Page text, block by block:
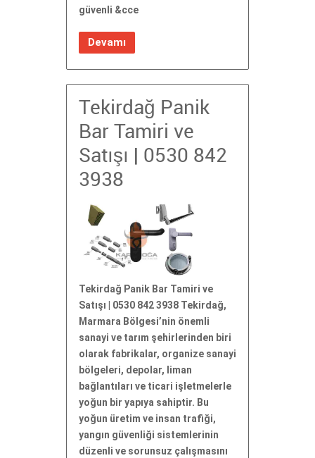
güvenli &cce
Devamı
Tekirdağ Panik
Bar Tamiri ve
Satışı | 0530 842
3938
Tekirdağ Panik Bar Tamiri ve
Satışı | 0530 842 3938 Tekirdağ,
Marmara Bölgesi’nin önemli
sanayi ve tarım şehirlerinden biri
olarak fabrikalar, organize sanayi
bölgeleri, depolar, liman
bağlantıları ve ticari işletmelerle
yoğun bir yapıya sahiptir. Bu
yoğun üretim ve insan trafiği,
yangın güvenliği sistemlerinin
düzenli ve sorunsuz çalışmasını